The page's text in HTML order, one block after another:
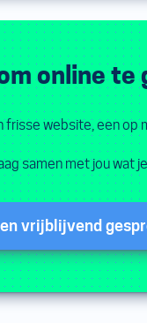
online te
frisse website, een
samen met jou wat
vrijblijvend